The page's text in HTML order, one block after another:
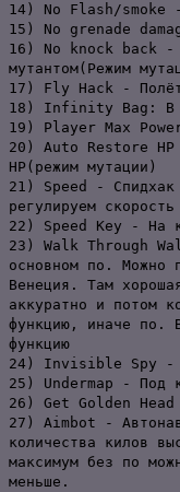
14) No Flash/smoke
15) No grenade
16) No knock back -
мутантом(Режим
17) Fly Hack -
18) Infinity Bag: В -
19) Player Max
20) Auto Restore HP
HP(режим мутации)
21) Speed -
регулируем скорость
22) Speed Key - На
23) Walk Through
основном по. Можно
Венеция. Там
аккуратно и потом
функцию, иначе по.
функцию
24) Invisible Spy -
25) Undermap - Под
26) Get Golden
27) Aimbot -
количества килов
максимум без по
меньше.